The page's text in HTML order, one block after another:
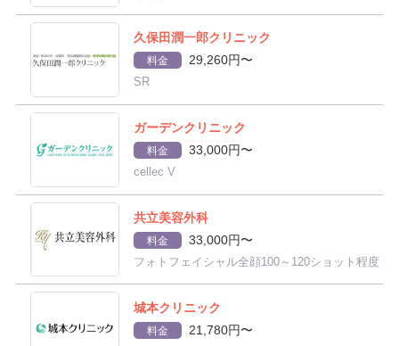
久保田潤一郎クリニック
料金 29,260円〜
SR
ガーデンクリニック
料金 33,000円〜
cellec V
共立美容外科
料金 33,000円〜
フォトフェイシャル全顔100～120ショット程度
城本クリニック
料金 21,780円〜